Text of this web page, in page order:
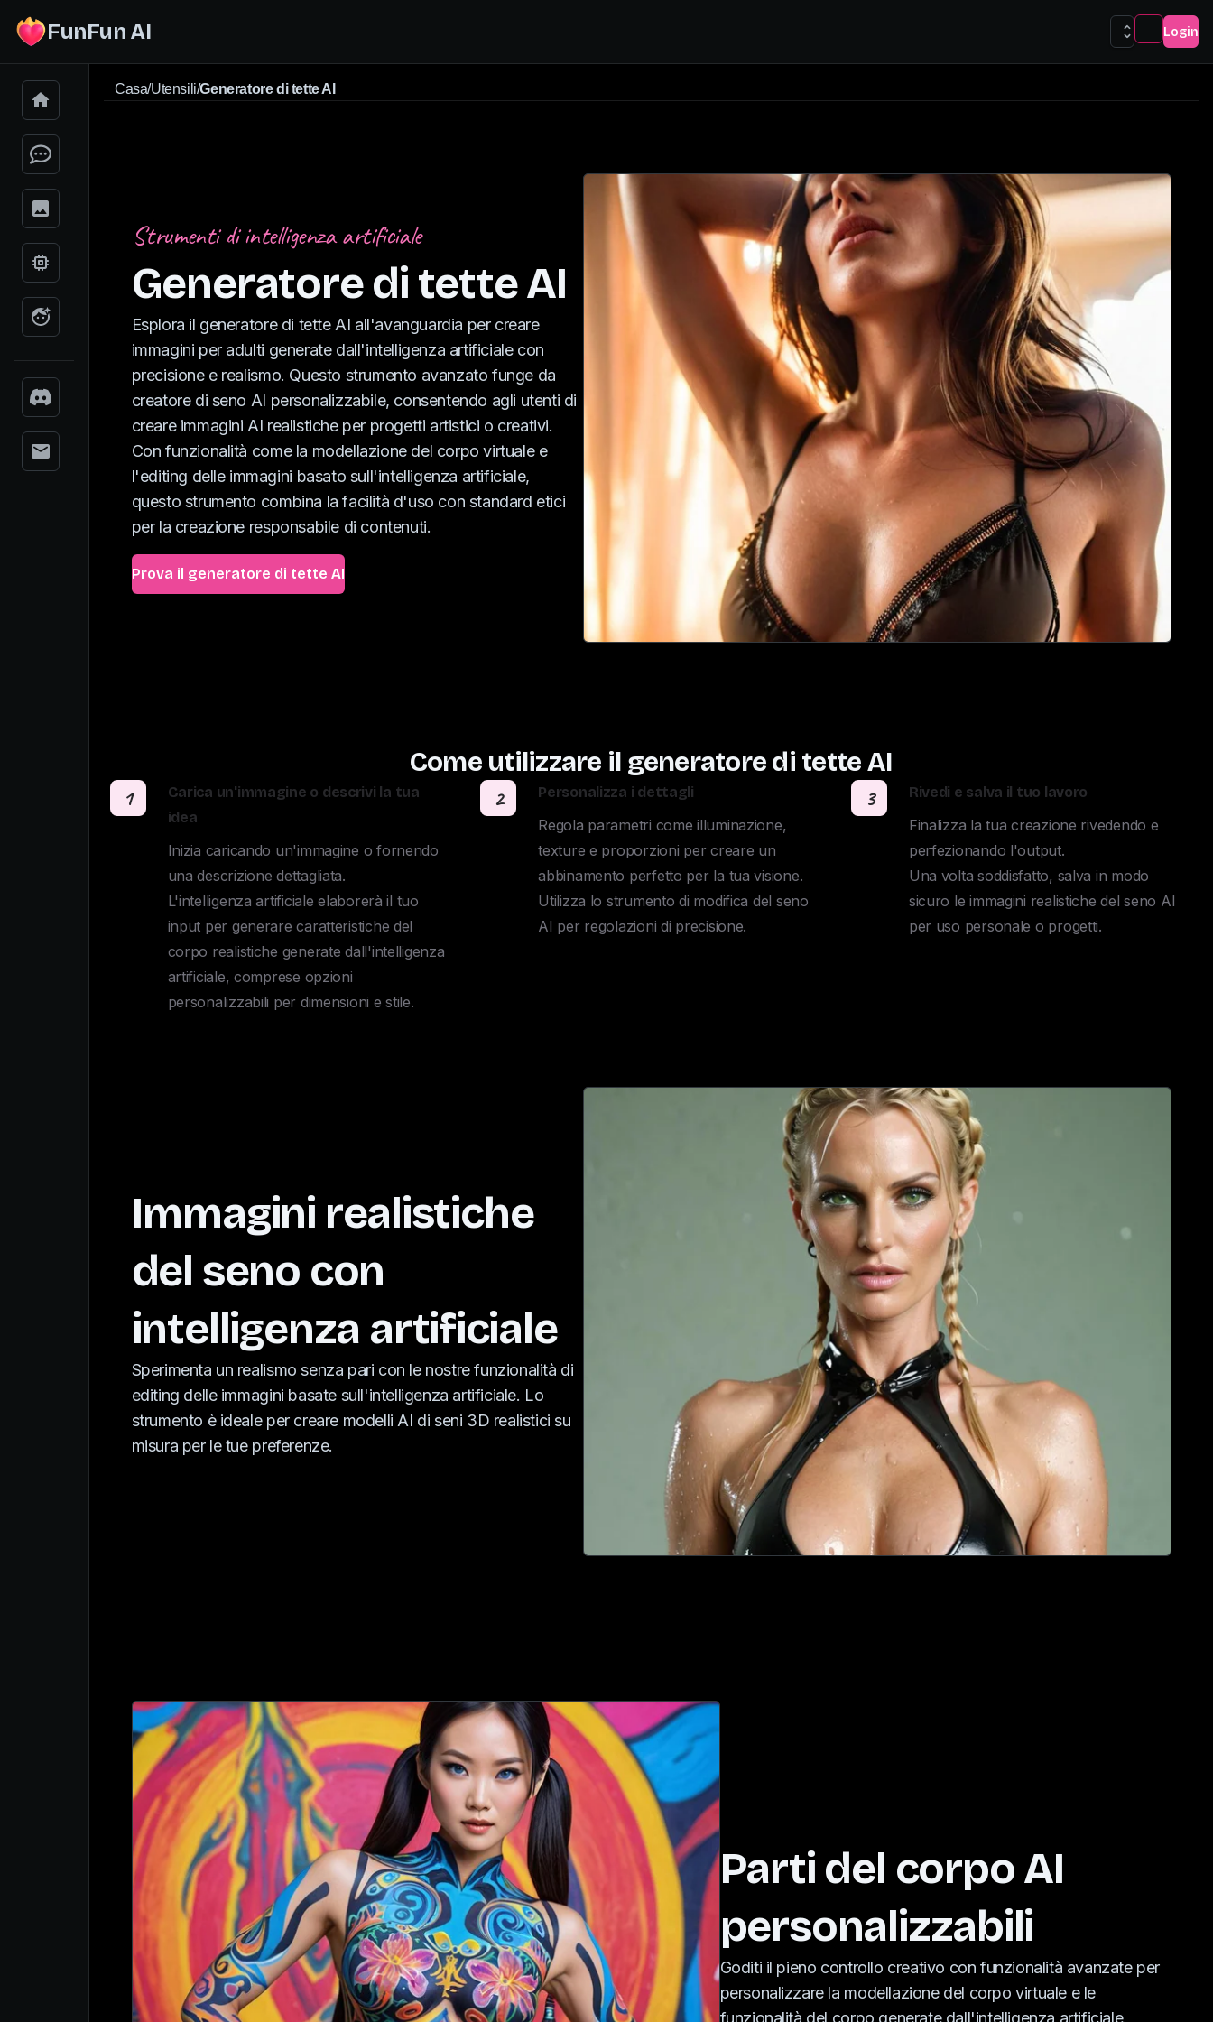
FunFun AI Login
Casa/Utensili/Generatore di tette AI
Strumenti di intelligenza artificiale
Generatore di tette AI
Esplora il generatore di tette AI all'avanguardia per creare
immagini per adulti generate dall'intelligenza artificiale con
precisione e realismo. Questo strumento avanzato funge da
creatore di seno AI personalizzabile, consentendo agli utenti di
creare immagini AI realistiche per progetti artistici o creativi.
Con funzionalità come la modellazione del corpo virtuale e
l'editing delle immagini basato sull'intelligenza artificiale,
questo strumento combina la facilità d'uso con standard etici
per la creazione responsabile di contenuti.
Prova il generatore di tette AI
Come utilizzare il generatore di tette AI
1
Carica un'immagine o descrivi la tua
idea
Inizia caricando un'immagine o fornendo
una descrizione dettagliata.
L'intelligenza artificiale elaborerà il tuo
input per generare caratteristiche del
corpo realistiche generate dall'intelligenza
artificiale, comprese opzioni
personalizzabili per dimensioni e stile.
2 Personalizza i dettagli
Regola parametri come illuminazione,
texture e proporzioni per creare un
abbinamento perfetto per la tua visione.
Utilizza lo strumento di modifica del seno
AI per regolazioni di precisione.
3 Rivedi e salva il tuo lavoro
Finalizza la tua creazione rivedendo e
perfezionando l'output.
Una volta soddisfatto, salva in modo
sicuro le immagini realistiche del seno AI
per uso personale o progetti.
Immagini realistiche
del seno con
intelligenza artificiale
Sperimenta un realismo senza pari con le nostre funzionalità di
editing delle immagini basate sull'intelligenza artificiale. Lo
strumento è ideale per creare modelli AI di seni 3D realistici su
misura per le tue preferenze.
Parti del corpo AI
personalizzabili
Goditi il ​​pieno controllo creativo con funzionalità avanzate per
personalizzare la modellazione del corpo virtuale e le
funzionalità del corpo generate dall'intelligenza artificiale.